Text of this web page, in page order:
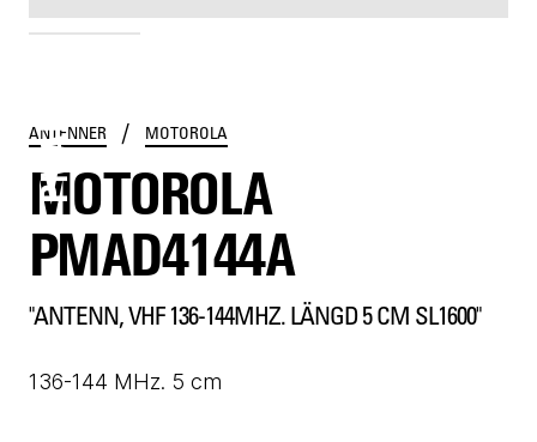
ANTENNER / MOTOROLA
MOTOROLA
PMAD4144A
"ANTENN, VHF 136-144MHZ. LÄNGD 5 CM SL1600"
136-144 MHz. 5 cm
PMAD4144A